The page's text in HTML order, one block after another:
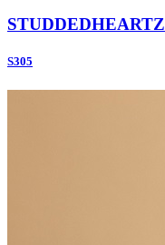
STUDDEDHEARTZ
S305